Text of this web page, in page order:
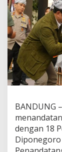
BANDUNG
dengan 18
Diponegoro